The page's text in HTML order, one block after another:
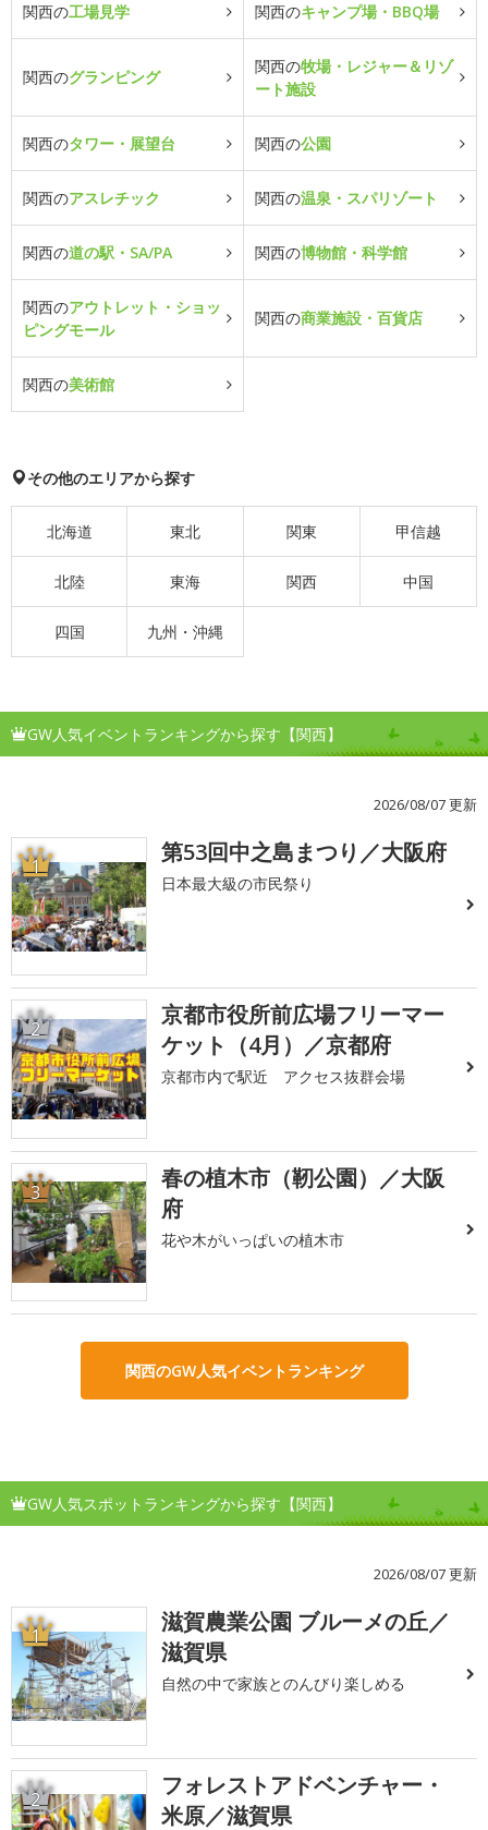
関西の工場見学 関西のキャンプ場・BBQ場
関西のグランピング
関西の牧場・レジャー＆リゾ
ート施設
関西のタワー・展望台 関西の公園
関西のアスレチック 関西の温泉・スパリゾート
関西の道の駅・SA/PA 関西の博物館・科学館
関西のアウトレット・ショッ
ピングモール
関西の商業施設・百貨店
関西の美術館
その他のエリアから探す
北海道 東北 関東 甲信越
北陸 東海 関西 中国
四国 九州・沖縄
GW人気イベントランキングから探す【関西】
2026/08/07 更新
1 第53回中之島まつり／大阪府
日本最大級の市民祭り
2
京都市役所前広場フリーマー
ケット（4月）／京都府
京都市内で駅近 アクセス抜群会場
3
春の植木市（靭公園）／大阪
府
花や木がいっぱいの植木市
関西のGW人気イベントランキング
GW人気スポットランキングから探す【関西】
2026/08/07 更新
1
滋賀農業公園 ブルーメの丘／
滋賀県
自然の中で家族とのんびり楽しめる
2
フォレストアドベンチャー・
米原／滋賀県